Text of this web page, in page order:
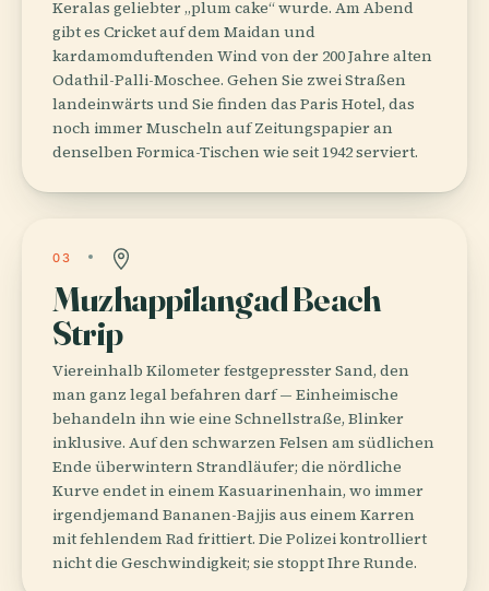
Keralas geliebter „plum cake“ wurde. Am Abend
gibt es Cricket auf dem Maidan und
kardamomduftenden Wind von der 200 Jahre alten
Odathil-Palli-Moschee. Gehen Sie zwei Straßen
landeinwärts und Sie finden das Paris Hotel, das
noch immer Muscheln auf Zeitungspapier an
denselben Formica-Tischen wie seit 1942 serviert.
03
Muzhappilangad Beach
Strip
Viereinhalb Kilometer festgepresster Sand, den
man ganz legal befahren darf — Einheimische
behandeln ihn wie eine Schnellstraße, Blinker
inklusive. Auf den schwarzen Felsen am südlichen
Ende überwintern Strandläufer; die nördliche
Kurve endet in einem Kasuarinenhain, wo immer
irgendjemand Bananen-Bajjis aus einem Karren
mit fehlendem Rad frittiert. Die Polizei kontrolliert
nicht die Geschwindigkeit; sie stoppt Ihre Runde.